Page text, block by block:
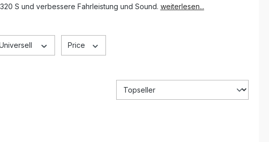
S und verbessere Fahrleistung und Sound. weiterlesen...
Price